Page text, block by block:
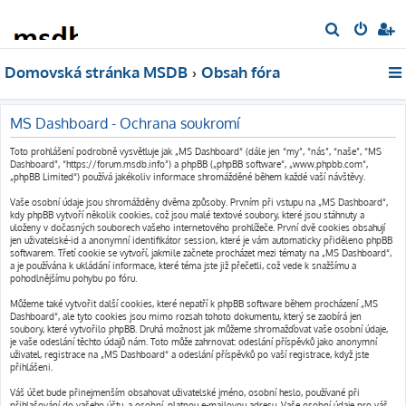
l
t
Domovská stránka MSDB Obsah fóra
MS Dashboard - Ochrana soukromí
Toto prohlášení podrobně vysvětluje jak „MS Dashboard“ (dále jen “my”, “nás”, “naše”, “MS
Dashboard”, “https://forum.msdb.info”) a phpBB („phpBB software“, „www.phpbb.com“,
„phpBB Limited“) používá jakékoliv informace shromážděné během každé vaší návštěvy.
Vaše osobní údaje jsou shromážděny dvěma způsoby. Prvním při vstupu na „MS Dashboard“,
kdy phpBB vytvoří několik cookies, což jsou malé textové soubory, které jsou stáhnuty a
uloženy v dočasných souborech vašeho internetového prohlížeče. První dvě cookies obsahují
jen uživatelské-id a anonymní identifikátor session, které je vám automaticky přiděleno phpBB
softwarem. Třetí cookie se vytvoří, jakmile začnete procházet mezi tématy na „MS Dashboard“,
a je používána k ukládání informace, které téma jste již přečetli, což vede k snažšímu a
pohodlnějšímu pohybu po fóru.
Můžeme také vytvořit další cookies, které nepatří k phpBB software během procházení „MS
Dashboard“, ale tyto cookies jsou mimo rozsah tohoto dokumentu, který se zaobírá jen
soubory, které vytvořilo phpBB. Druhá možnost jak můžeme shromažďovat vaše osobní údaje,
je vaše odeslání těchto údajů nám. Toto může zahrnovat: odeslání příspěvků jako anonymní
uživatel, registrace na „MS Dashboard“ a odeslání příspěvků po vaší registrace, když jste
přihlášeni.
Váš účet bude přinejmenším obsahovat uživatelské jméno, osobní heslo, používané při